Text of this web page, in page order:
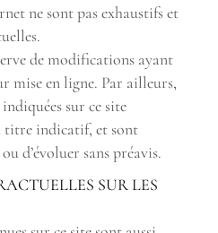
ne sont pas exhaustifs et
de modifications ayant
mise en ligne. Par ailleurs,
sur ce site
titre indicatif, et sont
d’évoluer sans préavis.
SUR LES